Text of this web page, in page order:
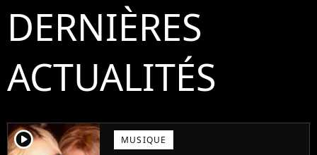
DERNIÈRES
ACTUALITÉS
player2 MUSIQUE